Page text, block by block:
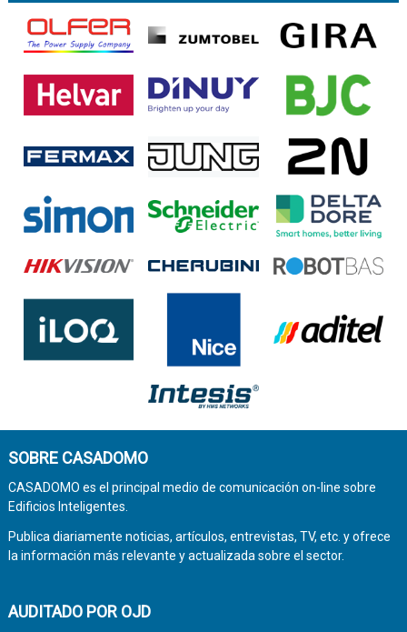
SOBRE CASADOMO
CASADOMO es el principal medio de comunicación on-line sobre
Edificios Inteligentes.
Publica diariamente noticias, artículos, entrevistas, TV, etc. y ofrece
la información más relevante y actualizada sobre el sector.
AUDITADO POR OJD